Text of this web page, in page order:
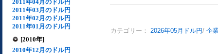
2011年04月のドル円
2011年03月のドル円
2011年02月のドル円
2011年01月のドル円
[2010年]
2010年12月のドル円
カテゴリー： 2026年05月ドル円/ 企